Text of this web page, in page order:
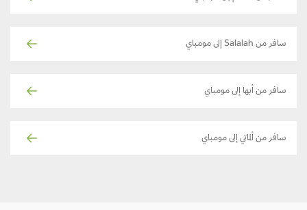
سافر من Salalah إلى مومباي
سافر من أبها إلى مومباي
سافر من ألماتي إلى مومباي